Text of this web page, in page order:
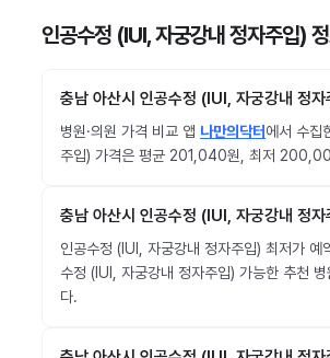
인공수정 (IUI, 자궁강내 정자주입)
충남 아산시 인공수정 (IUI, 자궁강내 정
병원·의원 가격 비교 앱 나만의닥터에서 수집
주입) 가격은 평균 201,040원, 최저
충남 아산시 인공수정 (IUI, 자궁강내 정
인공수정 (IUI, 자궁강내 정자주입) 최저가 예
수정 (IUI, 자궁강내 정자주입) 가능한 추천
다.